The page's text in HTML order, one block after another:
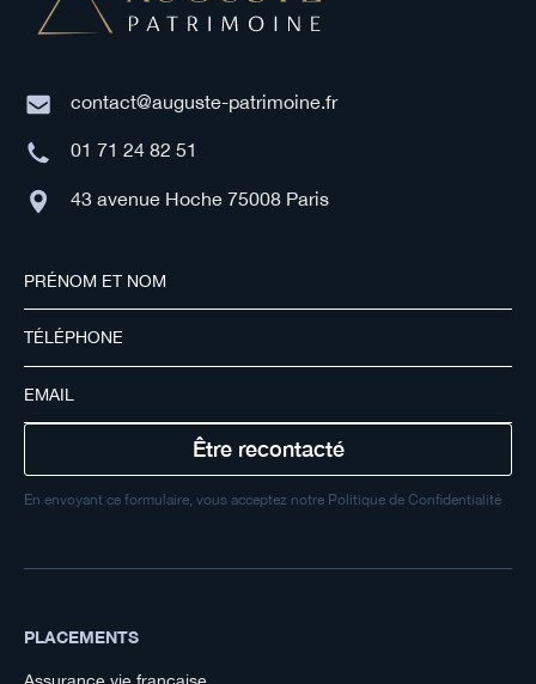
contact@auguste-patrimoine.fr
01 71 24 82 51
43 avenue Hoche 75008 Paris
En envoyant ce formulaire, vous acceptez notre Politique de Confidentialité
PLACEMENTS
Assurance vie française